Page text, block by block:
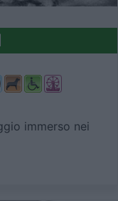
immerso nei